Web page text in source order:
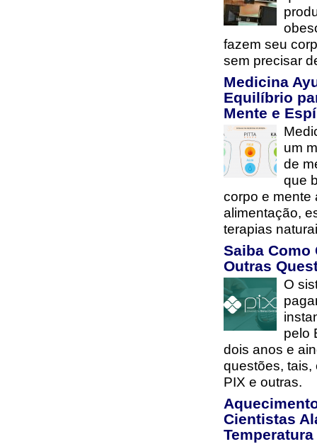
fazem seu
sem precisar
Medicina
Equilíbrio
Mente e
um
de
que
corpo e mente
alimentação,
terapias
Saiba Como
Outras
O
pelo
dois anos e
questões, tais,
PIX e outras.
Cientistas